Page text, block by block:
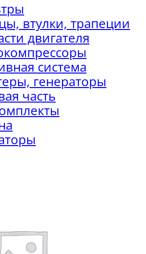
втулки, трапеции
двигателя
система
генераторы
часть